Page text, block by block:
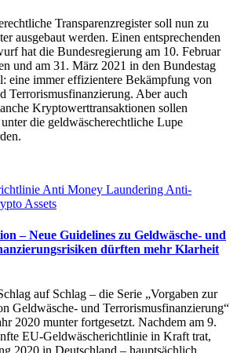
Transparenzregister soll nun zu
ausgebaut werden. Einen entsprechenden
hat die Bundesregierung am 10. Februar
und am 31. März 2021 in den Bundestag
eine immer effizientere Bekämpfung von
Terrorismusfinanzierung. Aber auch
Kryptowerttransaktionen sollen
die geldwäscherechtliche Lupe
Anti Money Laundering Anti-
Assets
– Neue Guidelines zu Geldwäsche- und
dürften mehr Klarheit
auf Schlag – die Serie „Vorgaben zur
Geldwäsche- und Terrorismusfinanzierung“
2020 munter fortgesetzt. Nachdem am 9.
EU-Geldwäscherichtlinie in Kraft trat,
2020 in Deutschland – hauptsächlich